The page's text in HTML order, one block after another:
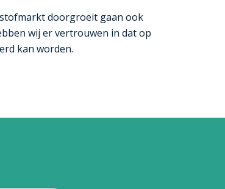
doorgroeit gaan ook
wij er vertrouwen in dat op
kan worden.